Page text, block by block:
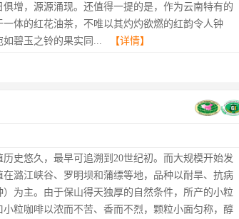
增，源源涌现。还值得一提的是，作为云南特有的
体的红花油茶，不唯以其灼灼欲燃的红韵令人钟
碧玉之铃的果实同...
【详情】
史悠久，最早可追溯到20世纪初。而大规模开始发
在潞江峡谷、罗明坝和蒲缥等地，品种以耐旱、抗病
为主。由于保山得天独厚的自然条件，所产的小粒
粒咖啡以浓而不苦、香而不烈，颗粒小面匀称，醇